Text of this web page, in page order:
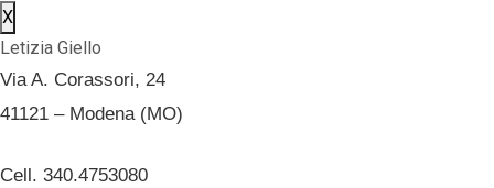
X
Letizia Giello
Via A. Corassori, 24
41121 – Modena (MO)
Cell. 340.4753080